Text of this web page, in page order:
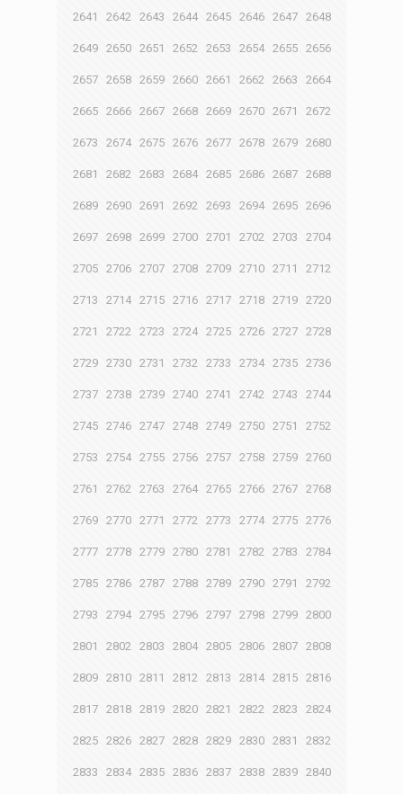
2641 2642 2643 2644 2645 2646 2647 2648
2649 2650 2651 2652 2653 2654 2655 2656
2657 2658 2659 2660 2661 2662 2663 2664
2665 2666 2667 2668 2669 2670 2671 2672
2673 2674 2675 2676 2677 2678 2679 2680
2681 2682 2683 2684 2685 2686 2687 2688
2689 2690 2691 2692 2693 2694 2695 2696
2697 2698 2699 2700 2701 2702 2703 2704
2705 2706 2707 2708 2709 2710 2711 2712
2713 2714 2715 2716 2717 2718 2719 2720
2721 2722 2723 2724 2725 2726 2727 2728
2729 2730 2731 2732 2733 2734 2735 2736
2737 2738 2739 2740 2741 2742 2743 2744
2745 2746 2747 2748 2749 2750 2751 2752
2753 2754 2755 2756 2757 2758 2759 2760
2761 2762 2763 2764 2765 2766 2767 2768
2769 2770 2771 2772 2773 2774 2775 2776
2777 2778 2779 2780 2781 2782 2783 2784
2785 2786 2787 2788 2789 2790 2791 2792
2793 2794 2795 2796 2797 2798 2799 2800
2801 2802 2803 2804 2805 2806 2807 2808
2809 2810 2811 2812 2813 2814 2815 2816
2817 2818 2819 2820 2821 2822 2823 2824
2825 2826 2827 2828 2829 2830 2831 2832
2833 2834 2835 2836 2837 2838 2839 2840